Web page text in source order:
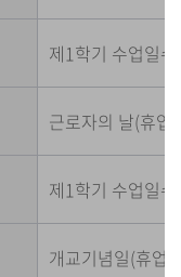
제1학기 수업일
근로자의 날(휴업)
제1학기 수업일
개교기념일(휴업)